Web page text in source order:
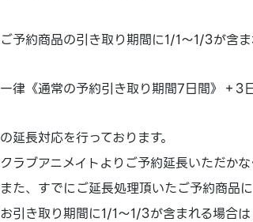
ご予約商品の引き取り期間に1/1～1/3が含
一律《通常の予約引き取り期間7日間》＋3
の延長対応を行っております。
クラブアニメイトよりご予約延長いただか
また、すでにご延長処理頂いたご予約商品
お引き取り期間に1/1～1/3が含まれる場合